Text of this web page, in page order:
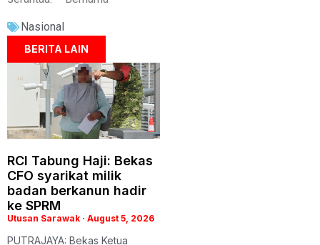
Nasional
BERITA LAIN
RCI Tabung Haji: Bekas
CFO syarikat milik
badan berkanun hadir
ke SPRM
Utusan Sarawak August 5, 2026
PUTRAJAYA: Bekas Ketua